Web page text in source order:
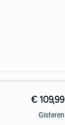
€ 109,99
Gisteren